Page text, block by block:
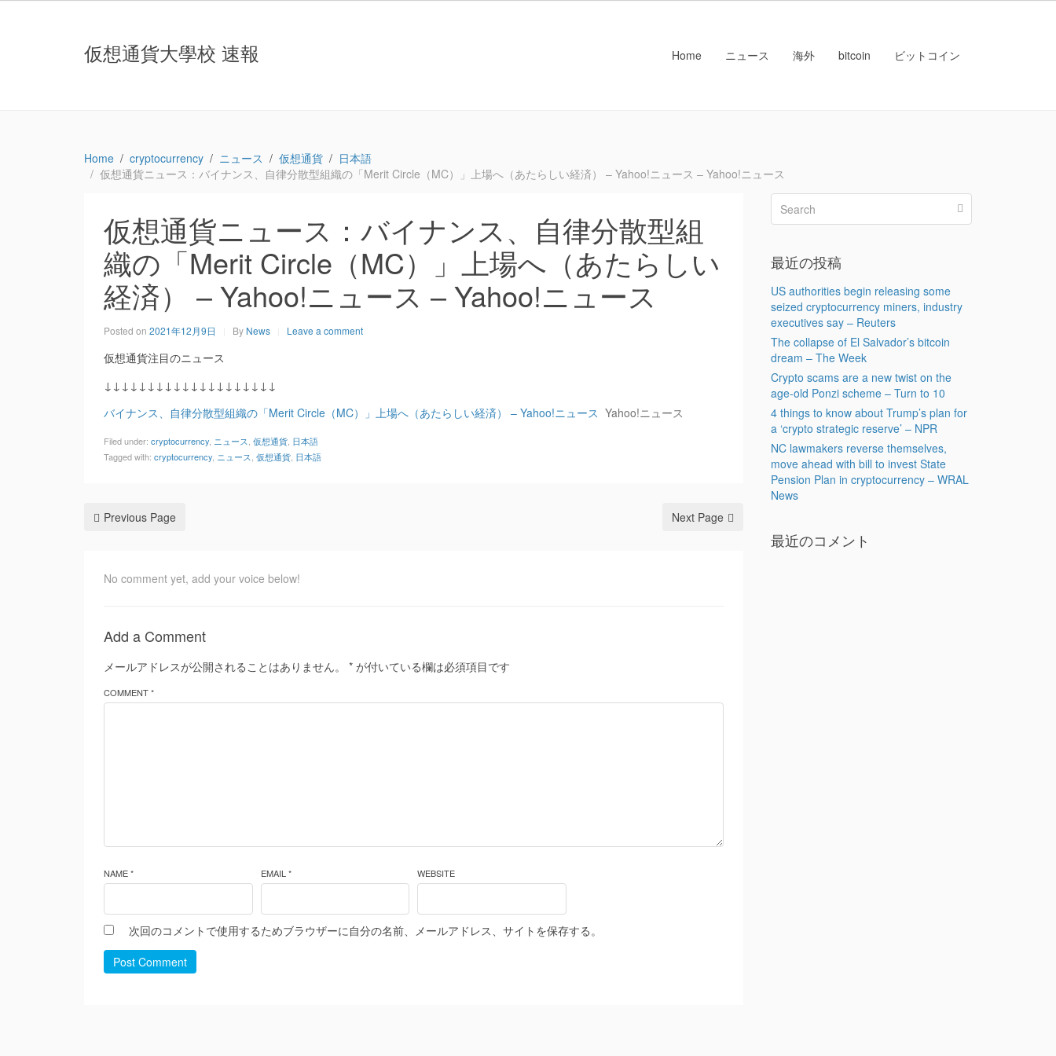
仮想通貨大學校 速報 Home ニュース 海外 bitcoin ビットコイン
Home cryptocurrency ニュース 仮想通貨
日本語
仮想通貨ニュース：バイナンス、自律分散型組織の「Merit Circle（MC）」上場へ（あたらしい経済） – Yahoo!ニュース – Yahoo!ニュース
仮想通貨ニュース：バイナンス、自律分散型組
織の「Merit Circle（MC）」上場へ（あたらしい
経済） – Yahoo!ニュース – Yahoo!ニュース
Posted on 2021年12月9日 By News Leave a comment
仮想通貨注目のニュース
↓↓↓↓↓↓↓↓↓↓↓↓↓↓↓↓↓↓↓↓
バイナンス、自律分散型組織の「Merit Circle（MC）」上場へ（あたらしい経済） – Yahoo!ニュース Yahoo!ニュース
Filed under: cryptocurrency ニュース 仮想通貨 日本語
Tagged with: cryptocurrency ニュース 仮想通貨 日本語
Previous Page Next Page
No comment yet, add your voice below!
Add a Comment
メールアドレスが公開されることはありません。 * が付いている欄は必須項目です
COMMENT *
NAME * EMAIL * WEBSITE
次回のコメントで使用するためブラウザーに自分の名前、メールアドレス、サイトを保存する。
Post Comment
最近の投稿
US authorities begin releasing some
seized cryptocurrency miners, industry
executives say – Reuters
The collapse of El Salvador’s bitcoin
dream – The Week
Crypto scams are a new twist on the
age-old Ponzi scheme – Turn to 10
4 things to know about Trump’s plan for
a ‘crypto strategic reserve’ – NPR
NC lawmakers reverse themselves,
move ahead with bill to invest State
Pension Plan in cryptocurrency – WRAL
News
最近のコメント